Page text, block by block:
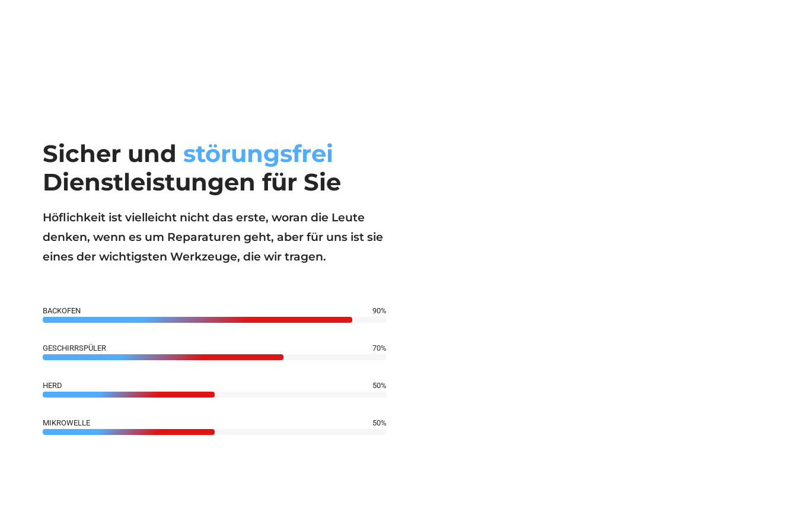
Sicher und störungsfrei
Dienstleistungen für Sie
Höflichkeit ist vielleicht nicht das erste, woran die Leute
denken, wenn es um Reparaturen geht, aber für uns ist sie
eines der wichtigsten Werkzeuge, die wir tragen.
BACKOFEN 90%
GESCHIRRSPÜLER 70%
HERD 50%
MIKROWELLE 50%